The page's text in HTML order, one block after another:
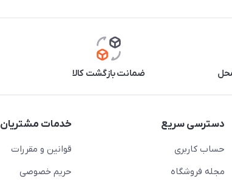
ضمانت بازگشت کالا
دسترسی سریع
حساب کاربری
مجله فروشگاه
خدمات مشتریان
قوانین و مقررات
حریم خصوصی